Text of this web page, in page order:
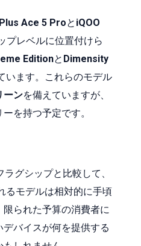
Ace 5 Proと iQOO
プレベルに位置付けら
Editionと Dimensity
います。これらのモデル
ーンを備えていますが、
を持つ予定です。
グシップと比較して、
るモデルは相対的に手頃
られた予算の消費者に
バイスが何を提供する